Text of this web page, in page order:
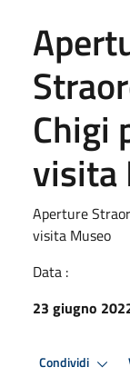
Chigi
visita
Aperture
visita Museo
Data :
23 giugno
Condividi